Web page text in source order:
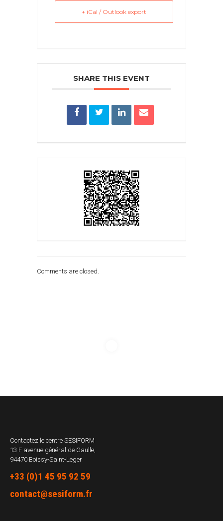
+ iCal / Outlook export
SHARE THIS EVENT
Comments are closed.
Contactez le centre SESIFORM
13 F avenue général de Gaulle,
94470 Boissy-Saint-Leger
+33 (0)1 45 95 92 59
contact@sesiform.fr